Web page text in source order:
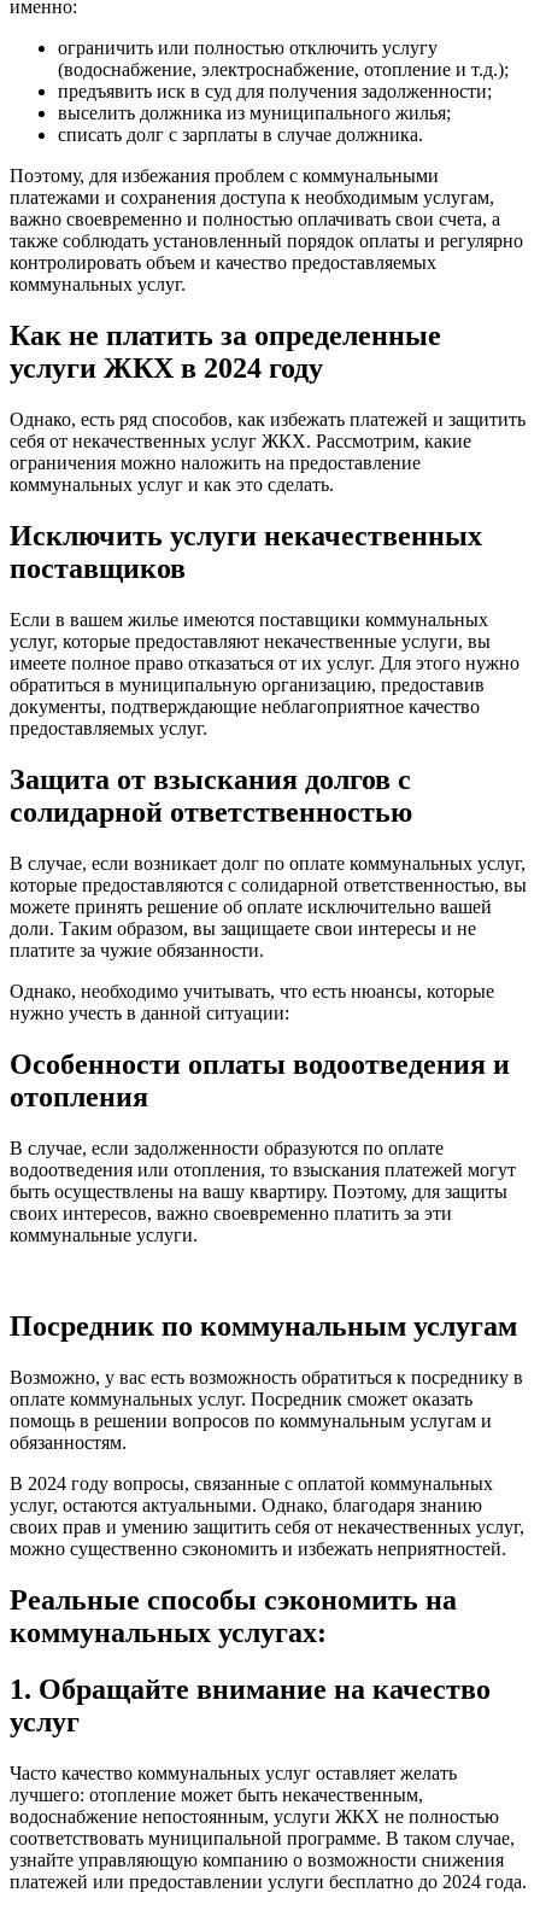
именно:
ограничить или полностью отключить услугу
(водоснабжение, электроснабжение, отопление и т.д.);
предъявить иск в суд для получения задолженности;
выселить должника из муниципального жилья;
списать долг с зарплаты в случае должника.
Поэтому, для избежания проблем с коммунальными
платежами и сохранения доступа к необходимым услугам,
важно своевременно и полностью оплачивать свои счета, а
также соблюдать установленный порядок оплаты и регулярно
контролировать объем и качество предоставляемых
коммунальных услуг.
Как не платить за определенные
услуги ЖКХ в 2024 году
Однако, есть ряд способов, как избежать платежей и защитить
себя от некачественных услуг ЖКХ. Рассмотрим, какие
ограничения можно наложить на предоставление
коммунальных услуг и как это сделать.
Исключить услуги некачественных
поставщиков
Если в вашем жилье имеются поставщики коммунальных
услуг, которые предоставляют некачественные услуги, вы
имеете полное право отказаться от их услуг. Для этого нужно
обратиться в муниципальную организацию, предоставив
документы, подтверждающие неблагоприятное качество
предоставляемых услуг.
Защита от взыскания долгов с
солидарной ответственностью
В случае, если возникает долг по оплате коммунальных услуг,
которые предоставляются с солидарной ответственностью, вы
можете принять решение об оплате исключительно вашей
доли. Таким образом, вы защищаете свои интересы и не
платите за чужие обязанности.
Однако, необходимо учитывать, что есть нюансы, которые
нужно учесть в данной ситуации:
Особенности оплаты водоотведения и
отопления
В случае, если задолженности образуются по оплате
водоотведения или отопления, то взыскания платежей могут
быть осуществлены на вашу квартиру. Поэтому, для защиты
своих интересов, важно своевременно платить за эти
коммунальные услуги.
Посредник по коммунальным услугам
Возможно, у вас есть возможность обратиться к посреднику в
оплате коммунальных услуг. Посредник сможет оказать
помощь в решении вопросов по коммунальным услугам и
обязанностям.
В 2024 году вопросы, связанные с оплатой коммунальных
услуг, остаются актуальными. Однако, благодаря знанию
своих прав и умению защитить себя от некачественных услуг,
можно существенно сэкономить и избежать неприятностей.
Реальные способы сэкономить на
коммунальных услугах:
1. Обращайте внимание на качество
услуг
Часто качество коммунальных услуг оставляет желать
лучшего: отопление может быть некачественным,
водоснабжение непостоянным, услуги ЖКХ не полностью
соответствовать муниципальной программе. В таком случае,
узнайте управляющую компанию о возможности снижения
платежей или предоставлении услуги бесплатно до 2024 года.